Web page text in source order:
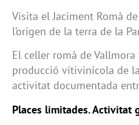
Visita el Jaciment Romà
l’origen de la terra de la
El celler romà de
producció vitivinícola de
activitat documentada
Places limitades. Activitat